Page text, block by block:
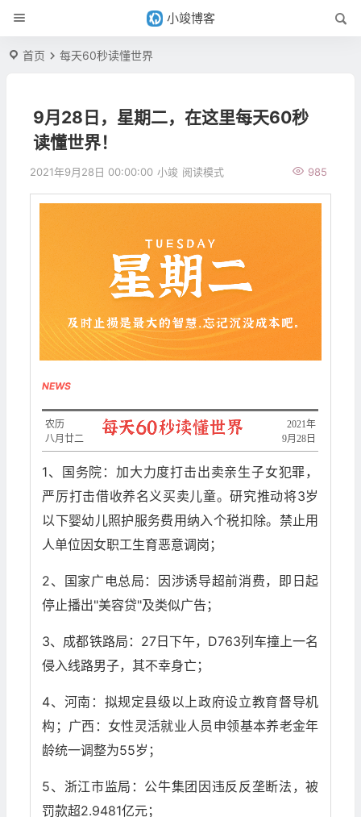
小竣博客
首页 每天60秒读懂世界
9月28日，星期二，在这里每天60秒
读懂世界！
2021年9月28日 00:00:00 小竣 985
阅读模式
NEWS
2021年
9月28日
农历
八月廿二
1、国务院：加大力度打击出卖亲生子女犯罪，
严厉打击借收养名义买卖儿童。研究推动将3岁
以下婴幼儿照护服务费用纳入个税扣除。禁止用
人单位因女职工生育恶意调岗；
2、国家广电总局：因涉诱导超前消费，即日起
停止播出"美容贷"及类似广告；
3、成都铁路局：27日下午，D763列车撞上一名
侵入线路男子，其不幸身亡；
4、河南：拟规定县级以上政府设立教育督导机
构；广西：女性灵活就业人员申领基本养老金年
龄统一调整为55岁；
5、浙江市监局：公牛集团因违反反垄断法，被
罚款超2.9481亿元；